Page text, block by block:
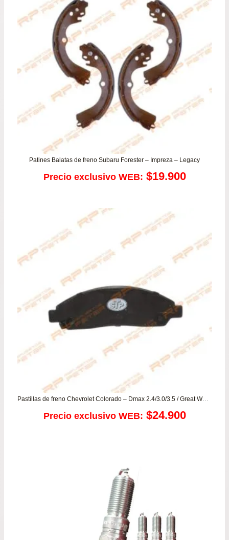
Patines Balatas de freno Subaru Forester – Impreza – Legacy
Precio exclusivo WEB: $19.900
Pastillas de freno Chevrolet Colorado – Dmax 2.4/3.0/3.5 / Great Wall Haval 3/5 – Hover – Socool – Wingle
Precio exclusivo WEB: $24.900